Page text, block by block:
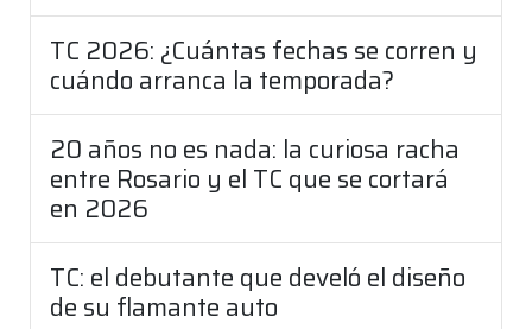
TC 2026: ¿Cuántas fechas se corren y
cuándo arranca la temporada?
20 años no es nada: la curiosa racha
entre Rosario y el TC que se cortará
en 2026
TC: el debutante que develó el diseño
de su flamante auto